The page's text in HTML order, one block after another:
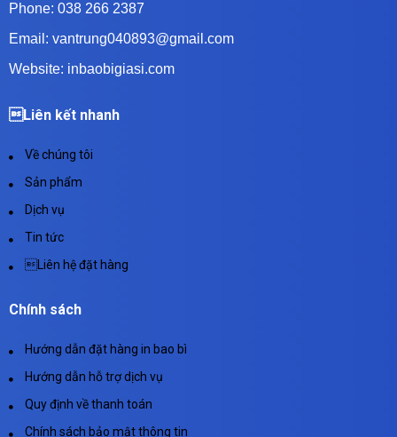
Phone: 038 266 2387
Email: vantrung040893@gmail.com
Website: inbaobigiasi.com
Liên kết nhanh
Về chúng tôi
Sản phẩm
Dịch vụ
Tin tức
Liên hệ đặt hàng
Chính sách
Hướng dẫn đặt hàng in bao bì
Hướng dẫn hỗ trợ dịch vụ
Quy định về thanh toán
Chính sách bảo mật thông tin